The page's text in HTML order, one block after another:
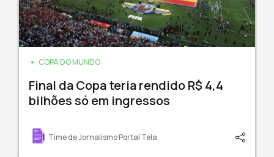
COPA DO MUNDO
Final da Copa teria rendido R$ 4,4
bilhões só em ingressos
Time de Jornalismo Portal Tela